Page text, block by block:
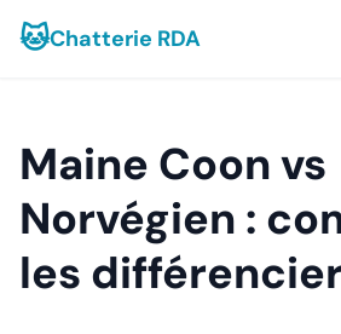
🐱Chatterie RDA
Maine Coon vs
Norvégien :
les